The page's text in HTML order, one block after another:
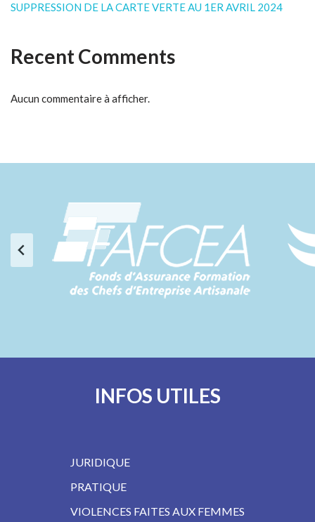
SUPPRESSION DE LA CARTE VERTE AU 1ER AVRIL 2024
Recent Comments
Aucun commentaire à afficher.
INFOS UTILES
JURIDIQUE
PRATIQUE
VIOLENCES FAITES AUX FEMMES